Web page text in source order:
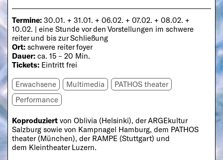
Termine: 30.01. + 31.01. + 06.02. + 07.02. + 08.02. +
10.02. | eine Stunde vor den Vorstellungen im schwere
reiter und bis zur Schließung
Ort: schwere reiter foyer
Dauer: ca. 15 – 20 Min.
Tickets: Eintritt frei
Erwachsene Multimedia
PATHOS theater
Performance
Koproduziert von Oblivia (Helsinki), derARGEkultur
Salzburg sowie von Kampnagel Hamburg, dem PATHOS
theater (München), der RAMPE (Stuttgart) und
dem Kleintheater Luzern.